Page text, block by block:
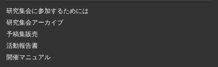
研究集会に参加するためには
研究集会アーカイブ
予稿集販売
活動報告書
開催マニュアル